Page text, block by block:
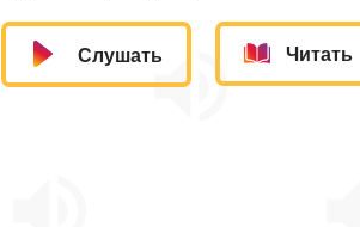
Слушать Читать